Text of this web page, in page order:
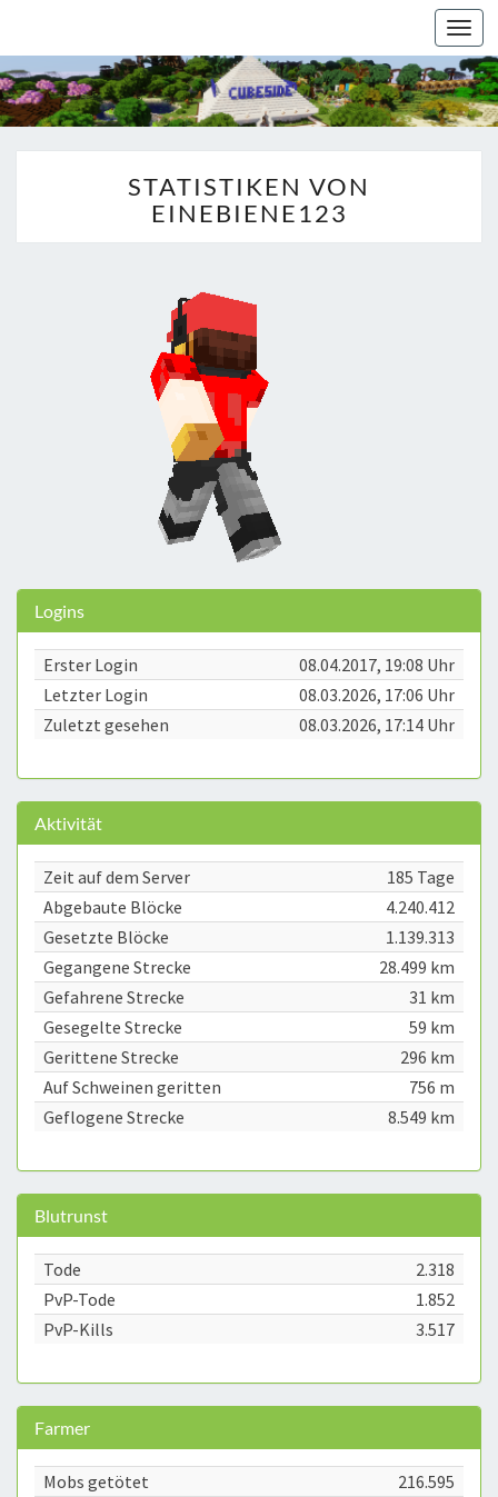
STATISTIKEN VON
EINEBIENE123
Logins
Erster Login
08.04.2017, 19:08 Uhr
Letzter Login
08.03.2026, 17:06 Uhr
Zuletzt gesehen
08.03.2026, 17:14 Uhr
Aktivität
Zeit auf dem Server
185 Tage
Abgebaute Blöcke
4.240.412
Gesetzte Blöcke
1.139.313
Gegangene Strecke
28.499 km
Gefahrene Strecke
31 km
Gesegelte Strecke
59 km
Gerittene Strecke
296 km
Auf Schweinen geritten
756 m
Geflogene Strecke
8.549 km
Blutrunst
Tode
2.318
PvP-Tode
1.852
PvP-Kills
3.517
Farmer
Mobs getötet
216.595